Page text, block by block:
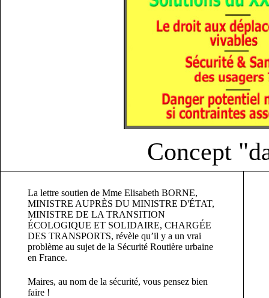
Concept
La lettre soutien de Mme Elisabeth BORNE,
MINISTRE AUPRÈS DU MINISTRE D'ÉTAT,
MINISTRE DE LA TRANSITION
ÉCOLOGIQUE ET SOLIDAIRE, CHARGÉE
DES TRANSPORTS, révèle qu’il y a un vrai
problème au sujet de la Sécurité Routière urbaine
en France.
Maires, au nom de la sécurité, vous pensez bien
faire !